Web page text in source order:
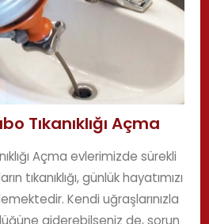
Tıkanıklığı Açma
Açma evlerimizde sürekli
tıkanıklığı, günlük hayatımızı
Kendi uğraşlarınızla
giderebilseniz de, sorun